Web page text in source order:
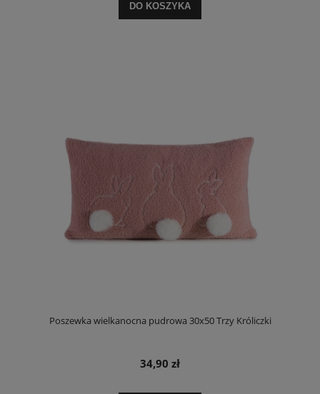
DO KOSZYKA
Poszewka wielkanocna pudrowa 30x50 Trzy Króliczki
34,90 zł